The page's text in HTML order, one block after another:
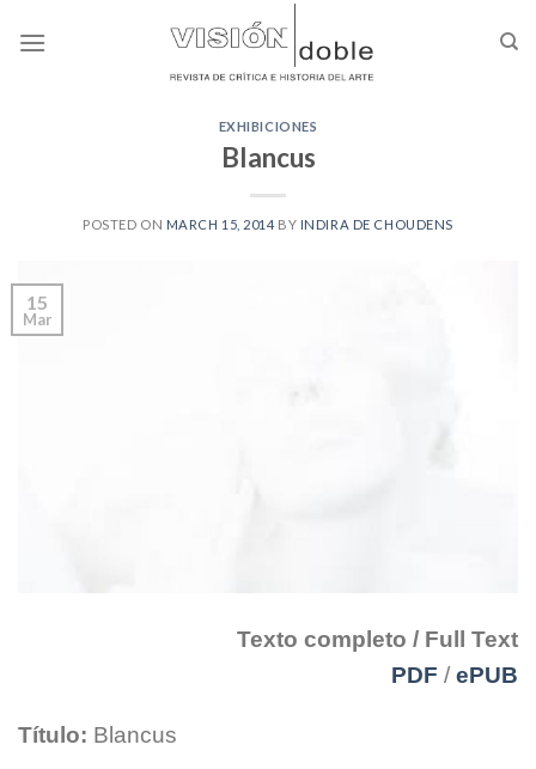
EXHIBICIONES
Blancus
POSTED ON MARCH 15, 2014 BY INDIRA DE CHOUDENS
15
Mar
Texto completo / Full Text
PDF / ePUB
Título: Blancus